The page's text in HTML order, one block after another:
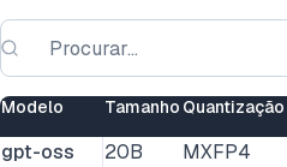
Modelo Tamanho Quantização
gpt-oss 20B MXFP4